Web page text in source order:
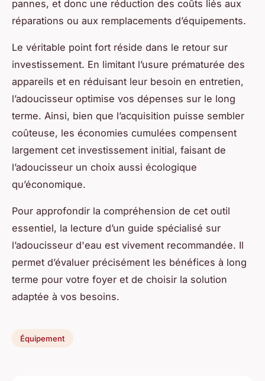
pannes, et donc une réduction des coûts liés aux
réparations ou aux remplacements d’équipements.
Le véritable point fort réside dans le retour sur
investissement. En limitant l’usure prématurée des
appareils et en réduisant leur besoin en entretien,
l’adoucisseur optimise vos dépenses sur le long
terme. Ainsi, bien que l’acquisition puisse sembler
coûteuse, les économies cumulées compensent
largement cet investissement initial, faisant de
l’adoucisseur un choix aussi écologique
qu’économique.
Pour approfondir la compréhension de cet outil
essentiel, la lecture d’un guide spécialisé sur
l’adoucisseur d'eau est vivement recommandée. Il
permet d’évaluer précisément les bénéfices à long
terme pour votre foyer et de choisir la solution
adaptée à vos besoins.
Équipement